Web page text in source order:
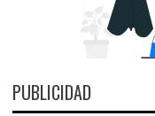
PUBLICIDAD